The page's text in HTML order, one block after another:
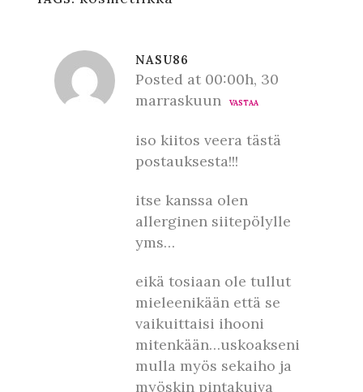
NASU86
Posted at 00:00h, 30
marraskuun
VASTAA
iso kiitos veera tästä
postauksesta!!!
itse kanssa olen
allerginen siitepölylle
yms…
eikä tosiaan ole tullut
mieleenikään että se
vaikuittaisi ihooni
mitenkään…uskoakseni
mulla myös sekaiho ja
myöskin pintakuiva